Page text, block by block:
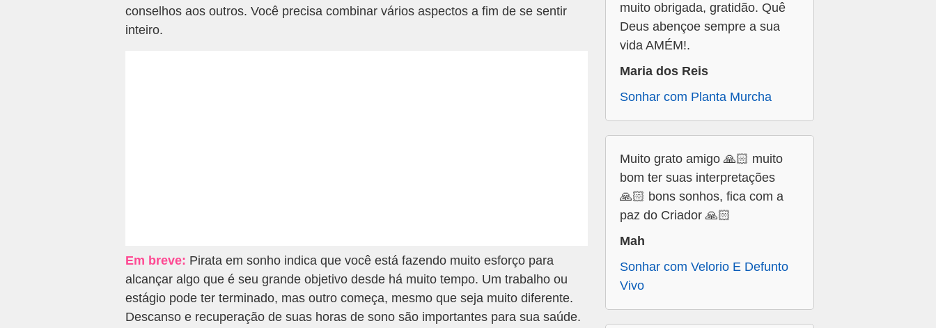
conselhos aos outros. Você precisa combinar vários aspectos a fim de se sentir
inteiro.
Em breve: Pirata em sonho indica que você está fazendo muito esforço para
alcançar algo que é seu grande objetivo desde há muito tempo. Um trabalho ou
estágio pode ter terminado, mas outro começa, mesmo que seja muito diferente.
Descanso e recuperação de suas horas de sono são importantes para sua saúde.
muito obrigada, gratidão. Quê
Deus abençoe sempre a sua
vida AMÉM!.
Maria dos Reis
Sonhar com Planta Murcha
Muito grato amigo 🙏🏻 muito
bom ter suas interpretações
🙏🏻 bons sonhos, fica com a
paz do Criador 🙏🏻
Mah
Sonhar com Velorio E Defunto
Vivo